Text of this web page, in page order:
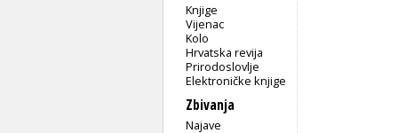
Knjige
Vijenac
Kolo
Hrvatska revija
Prirodoslovlje
Elektroničke knjige
Zbivanja
Najave